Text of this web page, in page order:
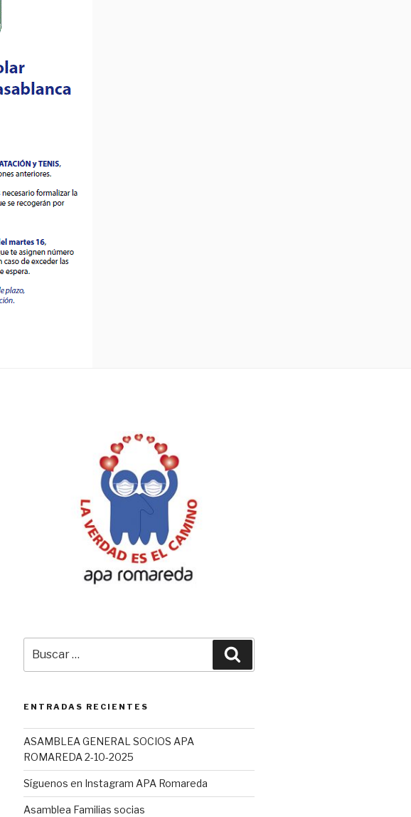
por:
ENTRADAS RECIENTES
ASAMBLEA GENERAL SOCIOS APA
ROMAREDA 2-10-2025
Síguenos en Instagram APA Romareda
Asamblea Familias socias